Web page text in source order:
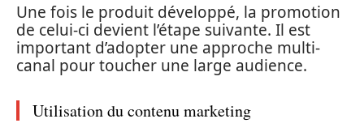
Une fois le produit développé, la promotion
de celui-ci devient l’étape suivante. Il est
important d’adopter une approche multi-
canal pour toucher une large audience.
Utilisation du contenu marketing